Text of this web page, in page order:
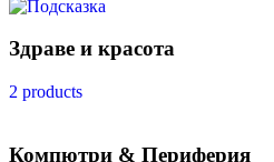
Здраве и красота
2 products
Компютри & Периферия